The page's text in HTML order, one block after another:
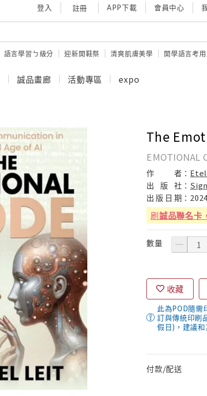
登入 註冊 APP下載 會員中心
語言學習ㄅ級分 迎新開鞋祭 清爽肌膚美學 開學語言考
誠品畫廊 活動專區 expo
The
EMOTIONAL
作 者：
出
版 社：
出 版 日 期：
刷誠品聯名卡
數量
收藏
此為POD隨需
訂與傳統印刷
假日)，建議和
付款/配送